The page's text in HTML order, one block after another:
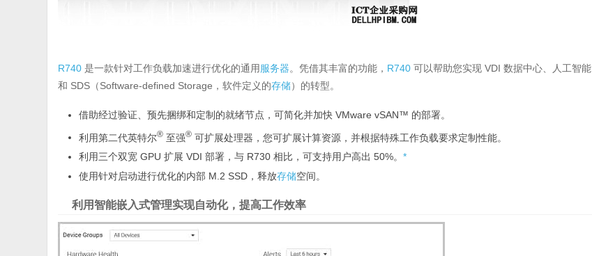
R740 是一款针对工作负载加速进行优化的通用服务器。凭借其丰富的功能， R740 可以帮助您实现 VDI 数据中心、人工智能
和 SDS（Software-defined Storage，软件定义的存储）的转型。
借助经过验证、预先捆绑和定制的就绪节点，可简化并加快 VMware vSAN™ 的部署。
利用第二代英特尔® 至强® 可扩展处理器，您可扩展计算资源，并根据特殊工作负载要求定制性能。
利用三个双宽 GPU 扩展 VDI 部署，与 R730 相比，可支持用户高出 50%。*
使用针对启动进行优化的内部 M.2 SSD，释放存储空间。
利用智能嵌入式管理实现自动化，提高工作效率